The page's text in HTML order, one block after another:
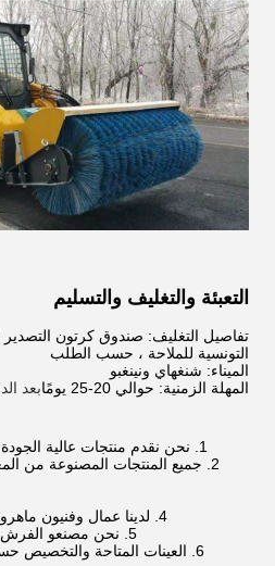
التعبئة والتغليف والتسليم
التونسية للملاحة ، حسب الطلب
الميناء: شنغهاي ونينغبو
المهلة الزمنية: حوالي 20-25 يومًا
بعد
1. نحن نقدم منتجات عالية الجودة وأفضل الأسعار وأفضل خدمة
2. جميع المنتجات المصنوعة من
4. لدينا عمال وفنيون ماهرون وفريق صارم لضمان الجودة
5. نحن مصنعو الفرش المهنية ونقدم مبيعات مباشرة
6. العينات المتاحة